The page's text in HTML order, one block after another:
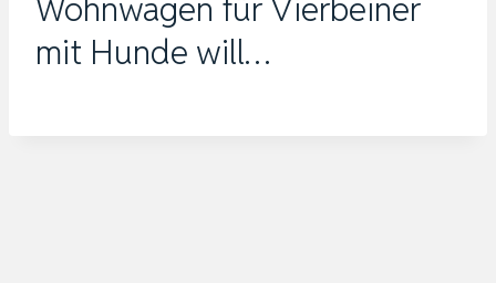
Wohnwagen für Vierbeiner
mit Hunde will…